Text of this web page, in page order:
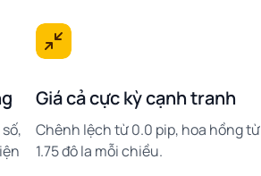
Giá cả cực kỳ cạnh tranh
Chênh lệch từ 0.0 pip, hoa hồng từ
1.75 đô la mỗi chiều.